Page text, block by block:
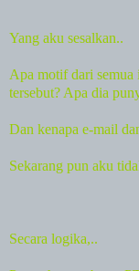
Yang aku sesalkan..
Apa motif dari semua
tersebut? Apa dia
Dan kenapa e-mail
Sekarang pun aku
Secara logika,..